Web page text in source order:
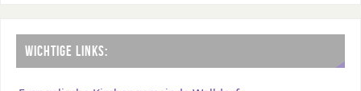
WICHTIGE LINKS: